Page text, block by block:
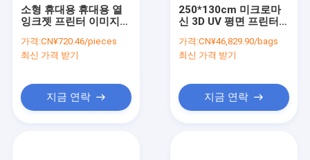
품질 관리
문의하기
소형 휴대용 휴대용 열
잉크젯 프린터 이미지
제품 날짜를 위한 빠른
건조 잉크로 레이블 프
가격:CN¥720.46/pieces
최신 가격 받기
지금 연락
250*130cm 미크로마
신 3D UV 평면 프린터
털 컬러 히트 프레스 페
인트
가격:CN¥46,829.90/bags
최신 가격 받기
지금 연락